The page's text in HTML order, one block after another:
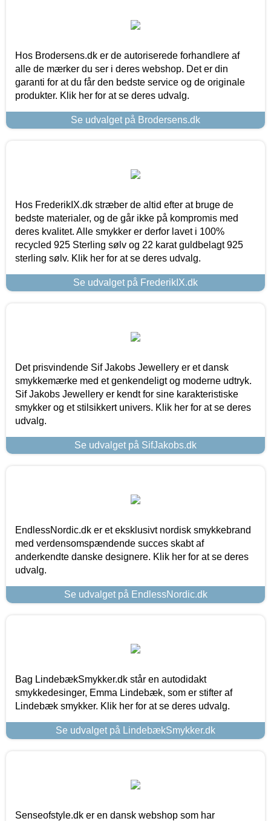
Hos Brodersens.dk er de autoriserede forhandlere af
alle de mærker du ser i deres webshop. Det er din
garanti for at du får den bedste service og de originale
produkter. Klik her for at se deres udvalg.
Se udvalget på Brodersens.dk
Hos FrederikIX.dk stræber de altid efter at bruge de
bedste materialer, og de går ikke på kompromis med
deres kvalitet. Alle smykker er derfor lavet i 100%
recycled 925 Sterling sølv og 22 karat guldbelagt 925
sterling sølv. Klik her for at se deres udvalg.
Se udvalget på FrederikIX.dk
Det prisvindende Sif Jakobs Jewellery er et dansk
smykkemærke med et genkendeligt og moderne udtryk.
Sif Jakobs Jewellery er kendt for sine karakteristiske
smykker og et stilsikkert univers. Klik her for at se deres
udvalg.
Se udvalget på SifJakobs.dk
EndlessNordic.dk er et eksklusivt nordisk smykkebrand
med verdensomspændende succes skabt af
anderkendte danske designere. Klik her for at se deres
udvalg.
Se udvalget på EndlessNordic.dk
Bag LindebækSmykker.dk står en autodidakt
smykkedesinger, Emma Lindebæk, som er stifter af
Lindebæk smykker. Klik her for at se deres udvalg.
Se udvalget på LindebækSmykker.dk
Senseofstyle.dk er en dansk webshop som har